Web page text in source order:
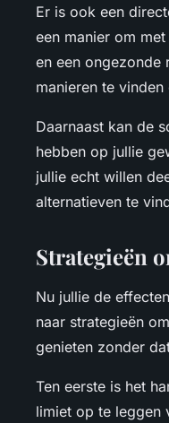
Er is ook een
een manier om
en een ongezonde
manieren te
Daarnaast kan de
hebben op jullie
jullie echt willen
alternatieven te
Strategieën
Nu jullie de
naar strategieën
genieten zonder
Ten eerste is het
limiet op te leggen